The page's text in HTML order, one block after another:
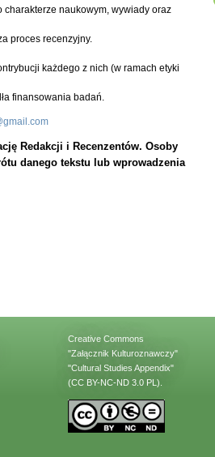
naukowym, wywiady oraz
proces recenzyjny.
każdego z nich (w ramach etyki
finansowania badań.
Redakcji i Recenzentów. Osoby
danego tekstu lub wprowadzenia
Creative Commons
"Załącznik Kulturoznawczy"
"Cultural Studies Appendix"
(CC BY-NC-ND 3.0 PL).